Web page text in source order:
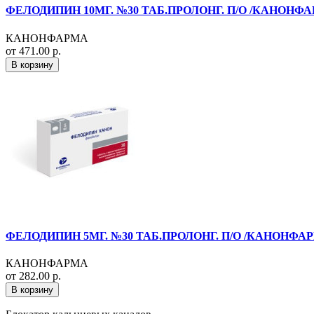
ФЕЛОДИПИН 10МГ. №30 ТАБ.ПРОЛОНГ. П/О /
КАНОНФАРМА
от 471.00 р.
В корзину
ФЕЛОДИПИН 5МГ. №30 ТАБ.ПРОЛОНГ. П/О /
КАНОНФАРМА
от 282.00 р.
В корзину